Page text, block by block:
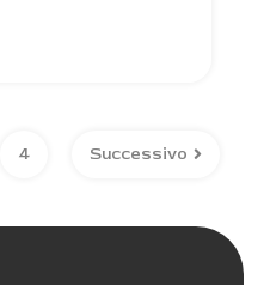
4 Successivo